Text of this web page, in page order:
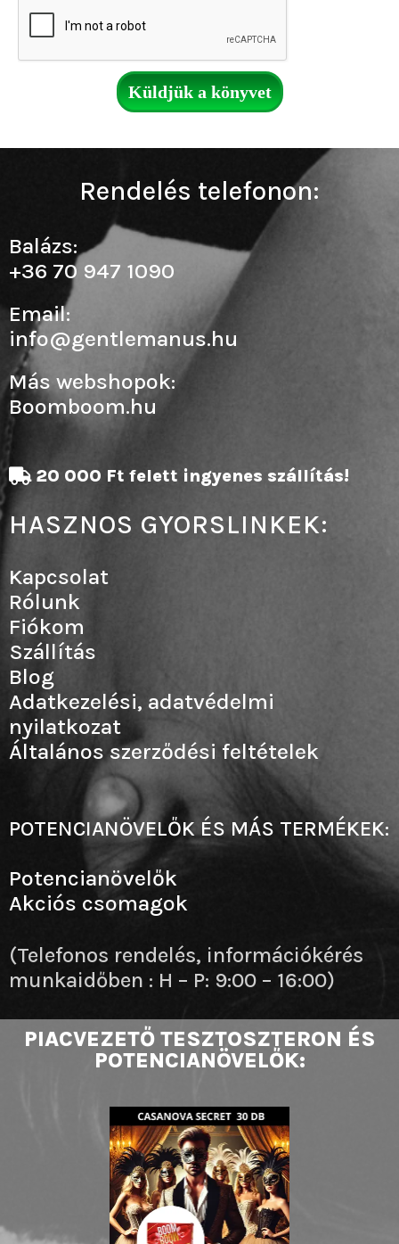
Küldjük a könyvet
PIACVEZETŐ TESZTOSZTERON ÉS
POTENCIANÖVELŐK:
20 000 Ft felett ingyenes szállítás!
HASZNOS GYORSLINKEK:
Kapcsolat
Rólunk
Fiókom
Szállítás
Blog
Adatkezelési, adatvédelmi
nyilatkozat
Általános szerződési feltételek
POTENCIANÖVELŐK ÉS MÁS TERMÉKEK:
Potencianövelők
Akciós csomagok
(Telefonos rendelés, információkérés
munkaidőben : H – P: 9:00 – 16:00)
Rendelés telefonon:
Balázs:
+36 70 947 1090
Email:
info@gentlemanus.hu
Más webshopok:
Boomboom.hu